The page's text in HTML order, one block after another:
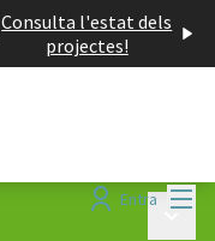
Consulta l'estat dels
projectes!
Entra